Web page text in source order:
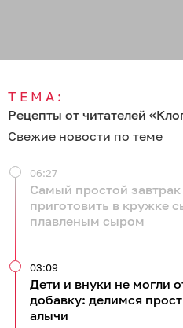
ТЕМА:
Рецепты от читателей
Свежие новости по теме
Самый простой
приготовить в кружке
плавленым сыром
06:27
Дети и внуки не могли
добавку: делимся
алычи
03:09